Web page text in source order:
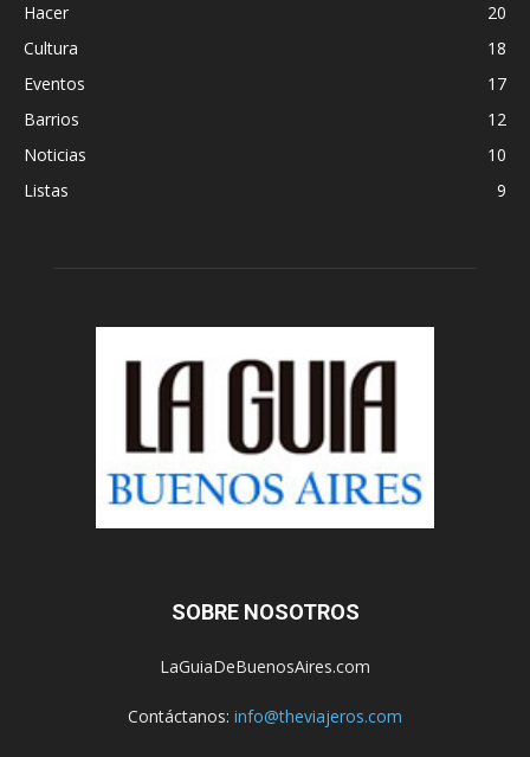
Hacer
20
Cultura
18
Eventos
17
Barrios
12
Noticias
10
Listas
9
SOBRE NOSOTROS
LaGuiaDeBuenosAires.com
Contáctanos: info@theviajeros.com